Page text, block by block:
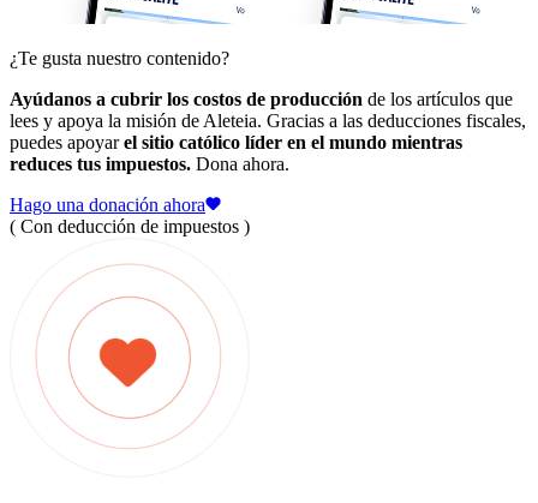
¿Te gusta nuestro contenido?
Ayúdanos a cubrir los costos de producción de los artículos que
lees y apoya la misión de Aleteia. Gracias a las deducciones fiscales,
puedes apoyarel sitio católico líder en el mundo mientras
reduces tus impuestos. Dona ahora.
Hago una donación ahora
( Con deducción de impuestos )